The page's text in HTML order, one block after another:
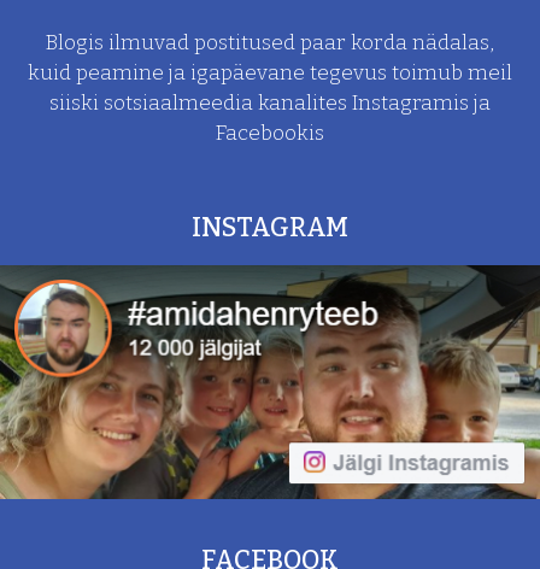
Blogis ilmuvad postitused paar korda nädalas,
kuid peamine ja igapäevane tegevus toimub meil
siiski sotsiaalmeedia kanalites Instagramis ja
Facebookis
INSTAGRAM
FACEBOOK